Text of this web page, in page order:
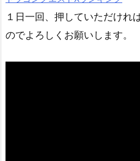
１日一回、押していただけれ
のでよろしくお願いします。